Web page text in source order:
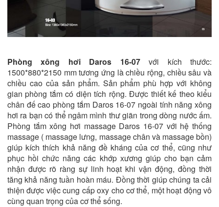
Phòng xông hơi Daros 16-07với kích thước:
1500*880*2150 mm tương ứng là chiều rộng, chiều sâu và
chiều cao của sản phẩm. Sản phẩm phù hợp với không
gian phòng tắm có diện tích rộng. Được thiết kế theo kiểu
chân đế cao phòng tắm Daros 16-07 ngoài tính năng xông
hơi ra bạn có thể ngâm mình thư giãn trong dòng nước ấm.
Phòng tắm xông hơi massage Daros 16-07 với hệ thống
massage ( massage lưng, massage chân và massage bồn)
giúp kích thích khả năng đề kháng của cơ thể, cũng như
phục hồi chức năng các khớp xương giúp cho bạn cảm
nhận được rõ ràng sự linh hoạt khi vận động, đồng thời
tăng khả năng tuần hoàn máu. Đồng thời giúp chúng ta cải
thiện được việc cung cấp oxy cho cơ thể, một hoạt động vô
cùng quan trọng của cơ thể sống.